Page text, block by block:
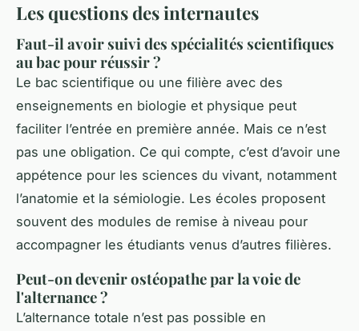
Les questions des internautes
Faut-il avoir suivi des spécialités scientifiques
au bac pour réussir ?
Le bac scientifique ou une filière avec des
enseignements en biologie et physique peut
faciliter l’entrée en première année. Mais ce n’est
pas une obligation. Ce qui compte, c’est d’avoir une
appétence pour les sciences du vivant, notamment
l’anatomie et la sémiologie. Les écoles proposent
souvent des modules de remise à niveau pour
accompagner les étudiants venus d’autres filières.
Peut-on devenir ostéopathe par la voie de
l'alternance ?
L’alternance totale n’est pas possible en